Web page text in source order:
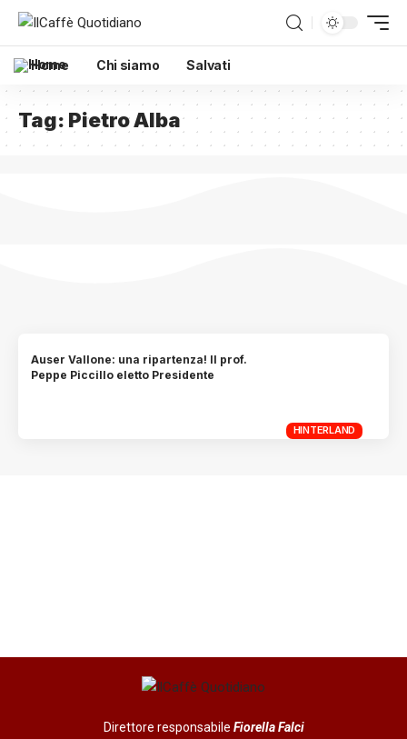
Home Chi siamo Salvati
Tag: Pietro Alba
HINTERLAND
Auser Vallone: una ripartenza! Il prof.
Peppe Piccillo eletto Presidente
Direttore responsabile Fiorella Falci